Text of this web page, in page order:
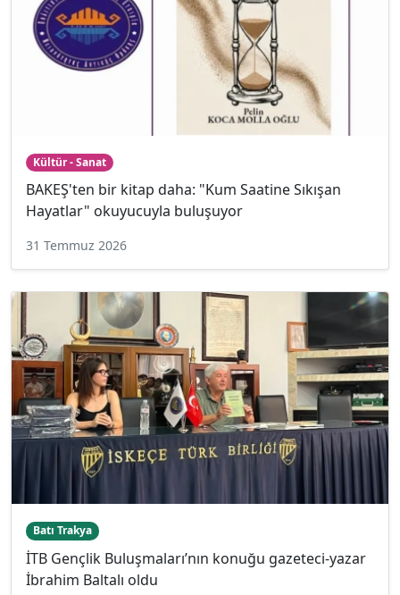
Kültür - Sanat
BAKEŞ'ten bir kitap daha: "Kum Saatine Sıkışan
Hayatlar" okuyucuyla buluşuyor
31 Temmuz 2026
Batı Trakya
İTB Gençlik Buluşmaları’nın konuğu gazeteci-yazar
İbrahim Baltalı oldu